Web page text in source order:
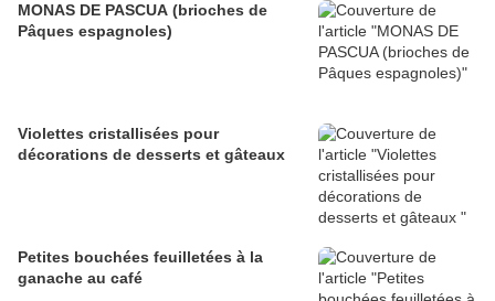
MONAS DE PASCUA (brioches de
Pâques espagnoles)
Violettes cristallisées pour
décorations de desserts et gâteaux
Petites bouchées feuilletées à la
ganache au café